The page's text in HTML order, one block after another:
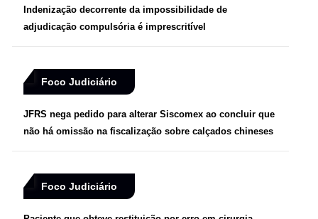
Indenização decorrente da impossibilidade de
adjudicação compulsória é imprescritível
Foco Judiciário
JFRS nega pedido para alterar Siscomex ao concluir que
não há omissão na fiscalização sobre calçados chineses
Foco Judiciário